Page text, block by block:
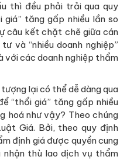
thì đều phải trải qua quy
tăng gấp nhiều lần so
câu kết chặt chẽ giữa cán
và “nhiều doanh nghiệp”
với các doanh nghiệp thẩm
lại có thể dễ dàng qua
“thổi giá” tăng gấp nhiều
hoá như vậy? Theo chúng
Giá. Bởi, theo quy định
định giá được quyền cung
thù lao dịch vụ thẩm